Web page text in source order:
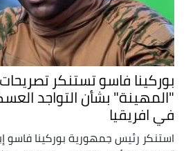
بوركينا فاسو تستنكر
"المهينة" بشأن التواجد
في افريقيا
استنكر رئيس جمهورية بوركينا فاسو